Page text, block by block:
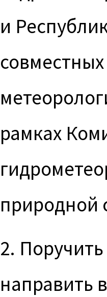
и
рамках
природной
2.
направить